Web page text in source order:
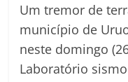
Um tremor de
município de
neste domingo
Laboratório